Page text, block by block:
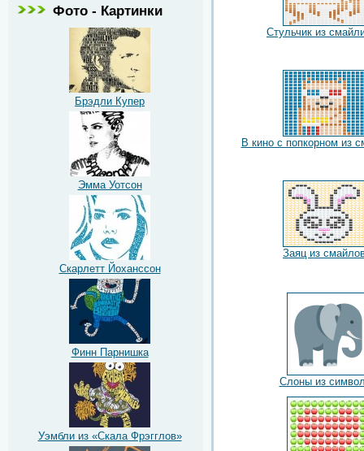
Фото - Картинки
Брэдли Купер
Эмма Уотсон
Скарлетт Йоханссон
Финн Парнишка
Уэмбли из «Скала Фрэгглов»
Стульчик из
В кино с попкорном из
Заяц из
Слоны из